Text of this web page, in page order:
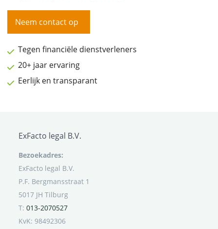
Neem contact op
Tegen financiële dienstverleners
20+ jaar ervaring
Eerlijk en transparant
ExFacto legal B.V.
Bezoekadres:
ExFacto legal B.V.
P.F. Bergmansstraat 1
5017 JH Tilburg
T: 013-2070527
KvK: 98492306